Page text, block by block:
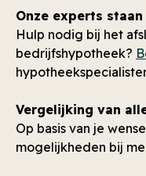
Onze experts
Hulp nodig bij het
bedrijfshypotheek?
Vergelijking van
Op basis van je
mogelijkheden bij